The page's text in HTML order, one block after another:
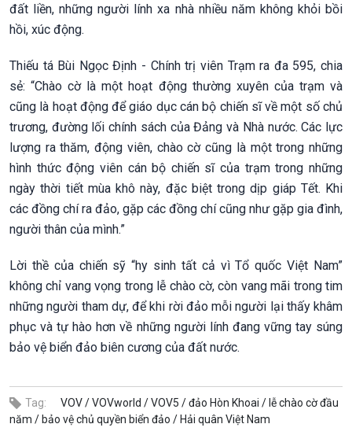
đất liền, những người lính xa nhà nhiều năm không khỏi bồi
hồi, xúc động.
Thiếu tá Bùi Ngọc Định - Chính trị viên Trạm ra đa 595, chia
sẻ: “Chào cờ là một hoạt động thường xuyên của trạm và
cũng là hoạt động để giáo dục cán bộ chiến sĩ về một số chủ
trương, đường lối chính sách của Đảng và Nhà nước. Các lực
lượng ra thăm, động viên, chào cờ cũng là một trong những
hình thức động viên cán bộ chiến sĩ của trạm trong những
ngày thời tiết mùa khô này, đặc biệt trong dịp giáp Tết. Khi
các đồng chí ra đảo, gặp các đồng chí cũng như gặp gia đình,
người thân của mình.”
Lời thề của chiến sỹ “hy sinh tất cả vì Tổ quốc Việt Nam”
không chỉ vang vọng trong lễ chào cờ, còn vang mãi trong tim
những người tham dự, để khi rời đảo mỗi người lại thấy khâm
phục và tự hào hơn về những người lính đang vững tay súng
bảo vệ biển đảo biên cương của đất nước.
Tag: VOV /VOVworld /VOV5 /đảo Hòn Khoai / lễ chào cờ đầu
năm / bảo vệ chủ quyền biển đảo / Hải quân Việt Nam